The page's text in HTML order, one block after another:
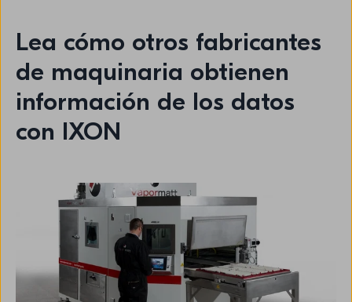
Lea cómo otros fabricantes
de maquinaria obtienen
información de los datos
con IXON